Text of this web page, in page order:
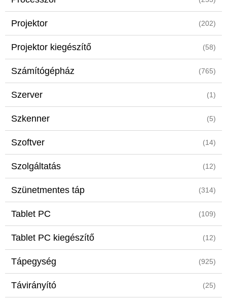
Projektor (202)
Projektor kiegészítő (58)
Számítógépház (765)
Szerver (1)
Szkenner (5)
Szoftver (14)
Szolgáltatás (12)
Szünetmentes táp (314)
Tablet PC (109)
Tablet PC kiegészítő (12)
Tápegység (925)
Távirányító (25)